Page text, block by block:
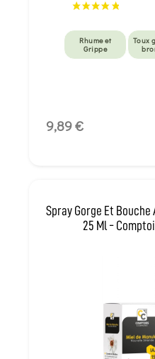
Rhume et
Grippe
Toux
9,89 €
Spray Gorge Et Bouche
25 Ml -